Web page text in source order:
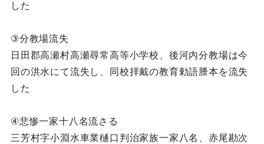
した
③分教場流失
日田郡高瀬村高瀬尋常高等小学校、後河内分教場は今
回の洪水にて流失し、同校拝戴の教育勅語謄本を流失
した
④悲惨一家十八名流さる
三芳村字小淵水車業樋口判治家族一家八名、赤尾勘次